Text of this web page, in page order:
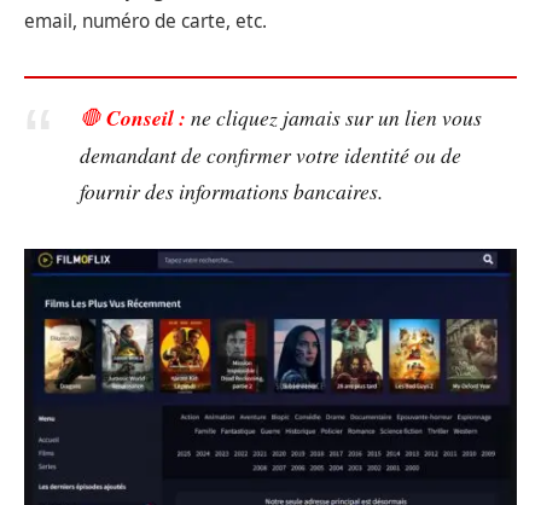
email, numéro de carte, etc.
🛑Conseil : ne cliquez jamais sur un lien vous
demandant de confirmer votre identité ou de
fournir des informations bancaires.